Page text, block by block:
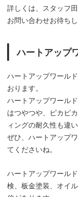
詳しくは、スタッフ田
お問い合わせお待ち
ハートアップ
ハートアップワール
おります。
ハートアップワール
はつやつや、ピカピ
ィングの耐久性も違
ぜひ、ハートアップ
てくださいね。
ハートアップワール
検、板金塗装、オイ